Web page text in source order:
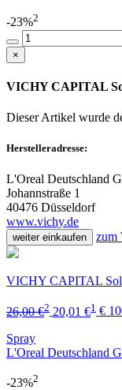
-23%2
×
VICHY CAPITAL
Dieser Artikel wurde
Herstelleradresse:
L'Oreal Deutschland
Johannstraße 1
40476 Düsseldorf
www.vichy.de
weiter einkaufen zum
VICHY CAPITAL
26,00 €2 20,01 €1 €
Spray
L'Oreal Deutschland
-23%2